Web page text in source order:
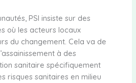
PSI insiste sur des
où les acteurs locaux
du changement. Cela va de
à des
sanitaire spécifiquement
risques sanitaires en milieu